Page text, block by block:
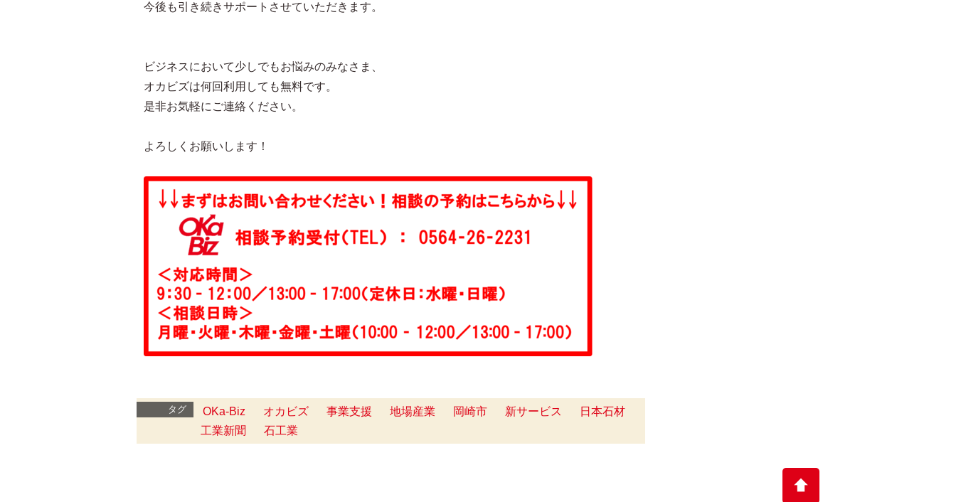
今後も引き続きサポートさせていただきます。
ビジネスにおいて少しでもお悩みのみなさま、
オカビズは何回利用しても無料です。
是非お気軽にご連絡ください。
よろしくお願いします！
タグ OKa-Biz オカビズ 事業支援 地場産業 岡崎市 新サービス
日本石材
工業新聞
石工業